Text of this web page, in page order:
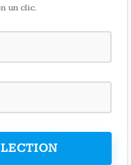
un clic.